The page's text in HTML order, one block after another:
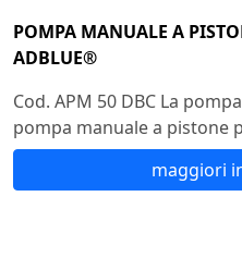
POMPA MANUALE A
ADBLUE®
Cod. APM 50 DBC La
pompa manuale a pistone
maggiori